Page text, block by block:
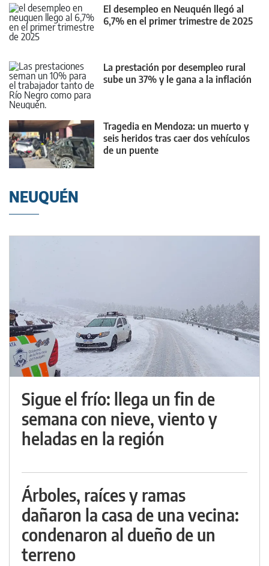
El desempleo en Neuquén llegó al
6,7% en el primer trimestre de 2025
La prestación por desempleo rural
sube un 37% y le gana a la inflación
Tragedia en Mendoza: un muerto y
seis heridos tras caer dos vehículos
de un puente
NEUQUÉN
Sigue el frío: llega un fin de
semana con nieve, viento y
heladas en la región
Árboles, raíces y ramas
dañaron la casa de una vecina:
condenaron al dueño de un
terreno